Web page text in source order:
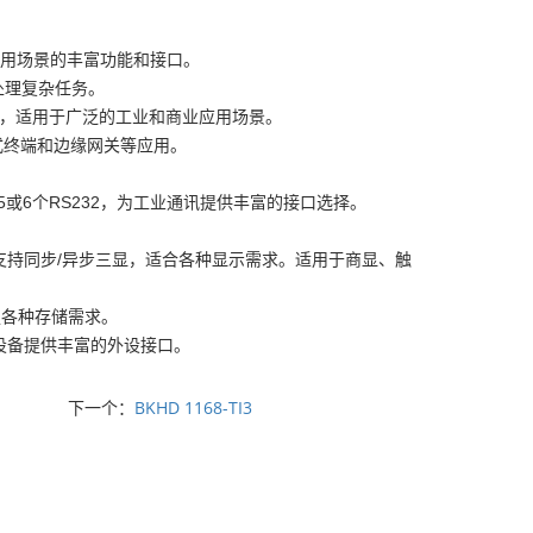
场景的丰富功能和接口。
复杂任务。
用于广泛的工业和商业应用场景。
端和边缘网关等应用。
6个RS232，为工业通讯提供丰富的接口选择。
同步/异步三显，适合各种显示需求。适用于商显、触
种存储需求。
提供丰富的外设接口。
下一个： BKHD 1168-TI3